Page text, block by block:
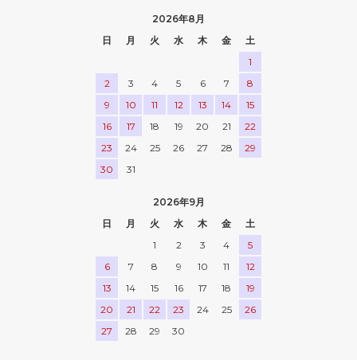
2026年8月
日
月 火 水 木 金
土
1
2
3 4 5 6 7
8
9
10 11 12 13 14
15
16
17 18 19 20 21
22
23
24 25 26 27 28
29
30
31
2026年9月
日
月 火 水 木 金
土
1
2 3 4
5
6
7 8 9 10 11
12
13
14 15 16 17 18
19
20
21 22 23 24 25
26
27
28 29 30